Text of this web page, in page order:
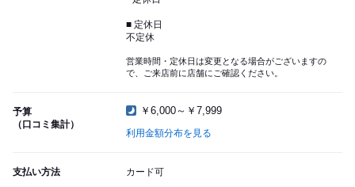
■ 定休日
不定休
営業時間・定休日は変更となる場合がございますの
で、ご来店前に店舗にご確認ください。
予算
（口コミ集計）
￥6,000～￥7,999
利用金額分布を見る
支払い方法 カード可